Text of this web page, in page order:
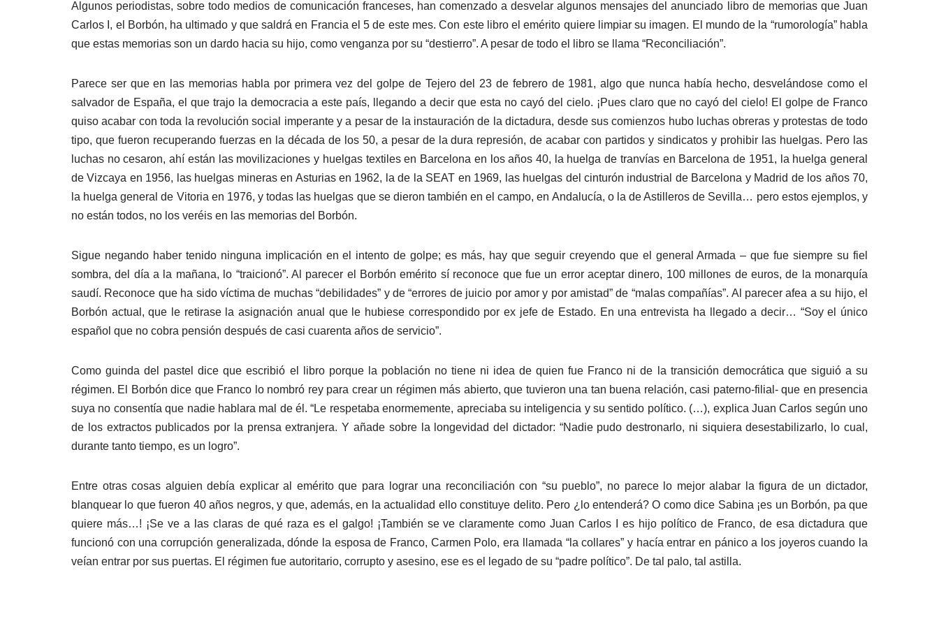
Algunos periodistas, sobre todo medios de comunicación franceses, han comenzado a desvelar algunos mensajes del anunciado libro de memorias que Juan
Carlos I, el Borbón, ha ultimado y que saldrá en Francia el 5 de este mes. Con este libro el emérito quiere limpiar su imagen. El mundo de la “rumorología” habla
que estas memorias son un dardo hacia su hijo, como venganza por su “destierro”. A pesar de todo el libro se llama “Reconciliación”.
Parece ser que en las memorias habla por primera vez del golpe de Tejero del 23 de febrero de 1981, algo que nunca había hecho, desvelándose como el
salvador de España, el que trajo la democracia a este país, llegando a decir que esta no cayó del cielo. ¡Pues claro que no cayó del cielo! El golpe de Franco
quiso acabar con toda la revolución social imperante y a pesar de la instauración de la dictadura, desde sus comienzos hubo luchas obreras y protestas de todo
tipo, que fueron recuperando fuerzas en la década de los 50, a pesar de la dura represión, de acabar con partidos y sindicatos y prohibir las huelgas. Pero las
luchas no cesaron, ahí están las movilizaciones y huelgas textiles en Barcelona en los años 40, la huelga de tranvías en Barcelona de 1951, la huelga general
de Vizcaya en 1956, las huelgas mineras en Asturias en 1962, la de la SEAT en 1969, las huelgas del cinturón industrial de Barcelona y Madrid de los años 70,
la huelga general de Vitoria en 1976, y todas las huelgas que se dieron también en el campo, en Andalucía, o la de Astilleros de Sevilla… pero estos ejemplos, y
no están todos, no los veréis en las memorias del Borbón.
Sigue negando haber tenido ninguna implicación en el intento de golpe; es más, hay que seguir creyendo que el general Armada – que fue siempre su fiel
sombra, del día a la mañana, lo “traicionó”. Al parecer el Borbón emérito sí reconoce que fue un error aceptar dinero, 100 millones de euros, de la monarquía
saudí. Reconoce que ha sido víctima de muchas “debilidades” y de “errores de juicio por amor y por amistad” de “malas compañías”. Al parecer afea a su hijo, el
Borbón actual, que le retirase la asignación anual que le hubiese correspondido por ex jefe de Estado. En una entrevista ha llegado a decir… “Soy el único
español que no cobra pensión después de casi cuarenta años de servicio”.
Como guinda del pastel dice que escribió el libro porque la población no tiene ni idea de quien fue Franco ni de la transición democrática que siguió a su
régimen. El Borbón dice que Franco lo nombró rey para crear un régimen más abierto, que tuvieron una tan buena relación, casi paterno-filial- que en presencia
suya no consentía que nadie hablara mal de él. “Le respetaba enormemente, apreciaba su inteligencia y su sentido político. (…), explica Juan Carlos según uno
de los extractos publicados por la prensa extranjera. Y añade sobre la longevidad del dictador: “Nadie pudo destronarlo, ni siquiera desestabilizarlo, lo cual,
durante tanto tiempo, es un logro”.
Entre otras cosas alguien debía explicar al emérito que para lograr una reconciliación con “su pueblo”, no parece lo mejor alabar la figura de un dictador,
blanquear lo que fueron 40 años negros, y que, además, en la actualidad ello constituye delito. Pero ¿lo entenderá? O como dice Sabina ¡es un Borbón, pa que
quiere más…! ¡Se ve a las claras de qué raza es el galgo! ¡También se ve claramente como Juan Carlos I es hijo político de Franco, de esa dictadura que
funcionó con una corrupción generalizada, dónde la esposa de Franco, Carmen Polo, era llamada “la collares” y hacía entrar en pánico a los joyeros cuando la
veían entrar por sus puertas. El régimen fue autoritario, corrupto y asesino, ese es el legado de su “padre político”. De tal palo, tal astilla.